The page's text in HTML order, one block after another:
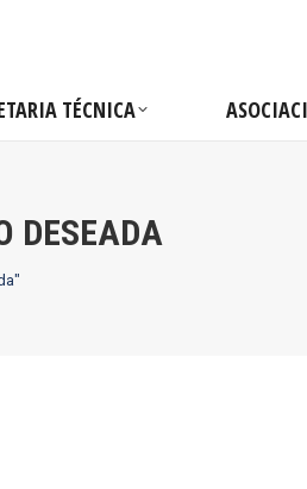
TÉCNICA
DESEADA